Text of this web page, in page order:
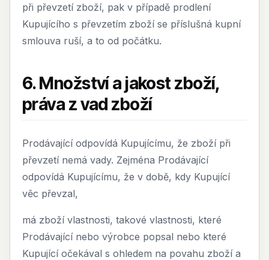
při převzetí zboží, pak v případě prodlení
Kupujícího s převzetím zboží se příslušná kupní
smlouva ruší, a to od počátku.
6. Množství a jakost zboží,
práva z vad zboží
Prodávající odpovídá Kupujícímu, že zboží při
převzetí nemá vady. Zejména Prodávající
odpovídá Kupujícímu, že v době, kdy Kupující
věc převzal,
má zboží vlastnosti, takové vlastnosti, které
Prodávající nebo výrobce popsal nebo které
Kupující očekával s ohledem na povahu zboží a